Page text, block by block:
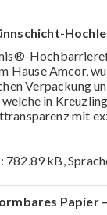
Hause Amcor,
Verpackung
in
mit
782.89 kB,
Papier